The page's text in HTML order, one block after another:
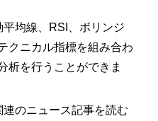
平均線、RSI、ボリンジ
クニカル指標を組み合わ
析を行うことができま
連のニュース記事を読む